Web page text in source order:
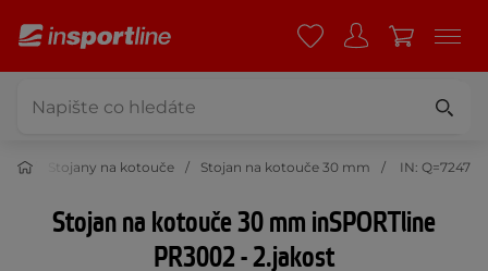
Stojany na kotouče Stojan na kotouče 30 mm IN: Q=7247
Stojan na kotouče 30 mm inSPORTline
PR3002 - 2.jakost